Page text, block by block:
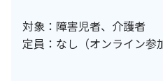
対象：障害児者、介護者
定員：なし（オンライン参